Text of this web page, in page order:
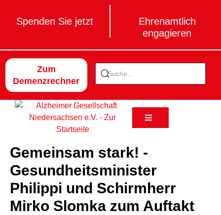
Spenden Sie jetzt
Ehrenamtlich
engagieren
Zum
Demenzrechner
Gemeinsam stark! -
Gesundheitsminister
Philippi und Schirmherr
Mirko Slomka zum Auftakt